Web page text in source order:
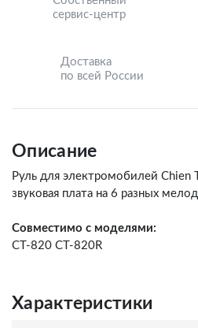
сервис-центр
Доставка
по всей России
Описание
Руль для электромобилей Chien
звуковая плата на 6 разных
Совместимо с моделями:
CT-820 CT-820R
Характеристики